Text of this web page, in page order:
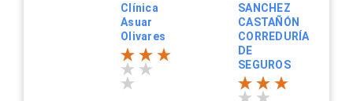
Clínica
Asuar
Olivares
SANCHEZ
CASTAÑÓN
CORREDURÍA
DE
SEGUROS